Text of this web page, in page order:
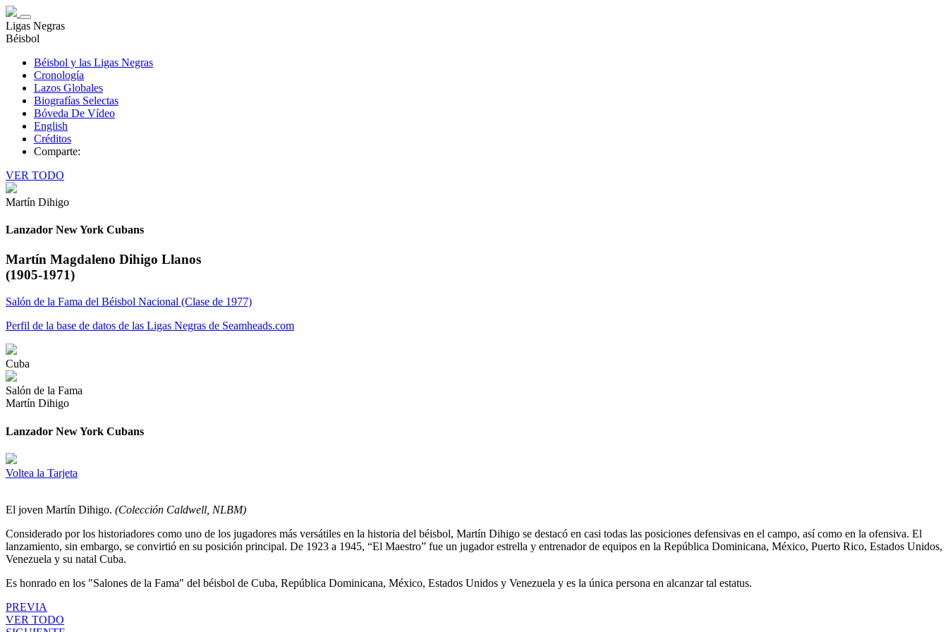
Ligas Negras
Béisbol
Béisbol y las Ligas Negras
Cronología
Lazos Globales
Biografías Selectas
Bóveda De Vídeo
English
Créditos
Comparte:
VER TODO
Martín Dihigo
Lanzador New York Cubans
Martín Magdaleno Dihigo Llanos
(1905-1971)
Salón de la Fama del Béisbol Nacional (Clase de 1977)
Perfil de la base de datos de las Ligas Negras de Seamheads.com
Cuba
Salón de la Fama
Martín Dihigo
Lanzador New York Cubans
Voltea la Tarjeta
El joven Martín Dihigo. (Colección Caldwell, NLBM)
Considerado por los historiadores como uno de los jugadores más versátiles en la historia del béisbol, Martín Dihigo se destacó en casi todas las posiciones defensivas en el campo, así como en la ofensiva. El
lanzamiento, sin embargo, se convirtió en su posición principal. De 1923 a 1945, “El Maestro” fue un jugador estrella y entrenador de equipos en la República Dominicana, México, Puerto Rico, Estados Unidos,
Venezuela y su natal Cuba.
Es honrado en los "Salones de la Fama" del béisbol de Cuba, República Dominicana, México, Estados Unidos y Venezuela y es la única persona en alcanzar tal estatus.
PREVIA
VER TODO